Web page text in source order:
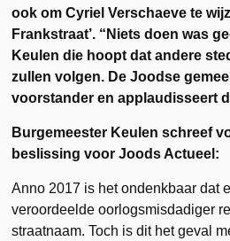
ook om Cyriel Verschaeve te
Frankstraat’. “Niets doen was
Keulen die hoopt dat andere
zullen volgen. De Joodse
voorstander en applaudisseert
Burgemeester Keulen schreef
beslissing voor Joods Actueel:
Anno 2017 is het ondenkbaar dat
veroordeelde oorlogsmisdadiger
straatnaam. Toch is dit het geval